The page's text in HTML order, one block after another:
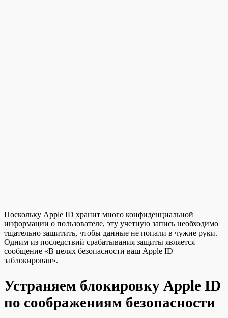
Поскольку Apple ID хранит много конфиденциальной
информации о пользователе, эту учетную запись необходимо
тщательно защитить, чтобы данные не попали в чужие руки.
Одним из последствий срабатывания защиты является
сообщение «В целях безопасности ваш Apple ID
заблокирован».
Устраняем блокировку Apple ID
по соображениям безопасности